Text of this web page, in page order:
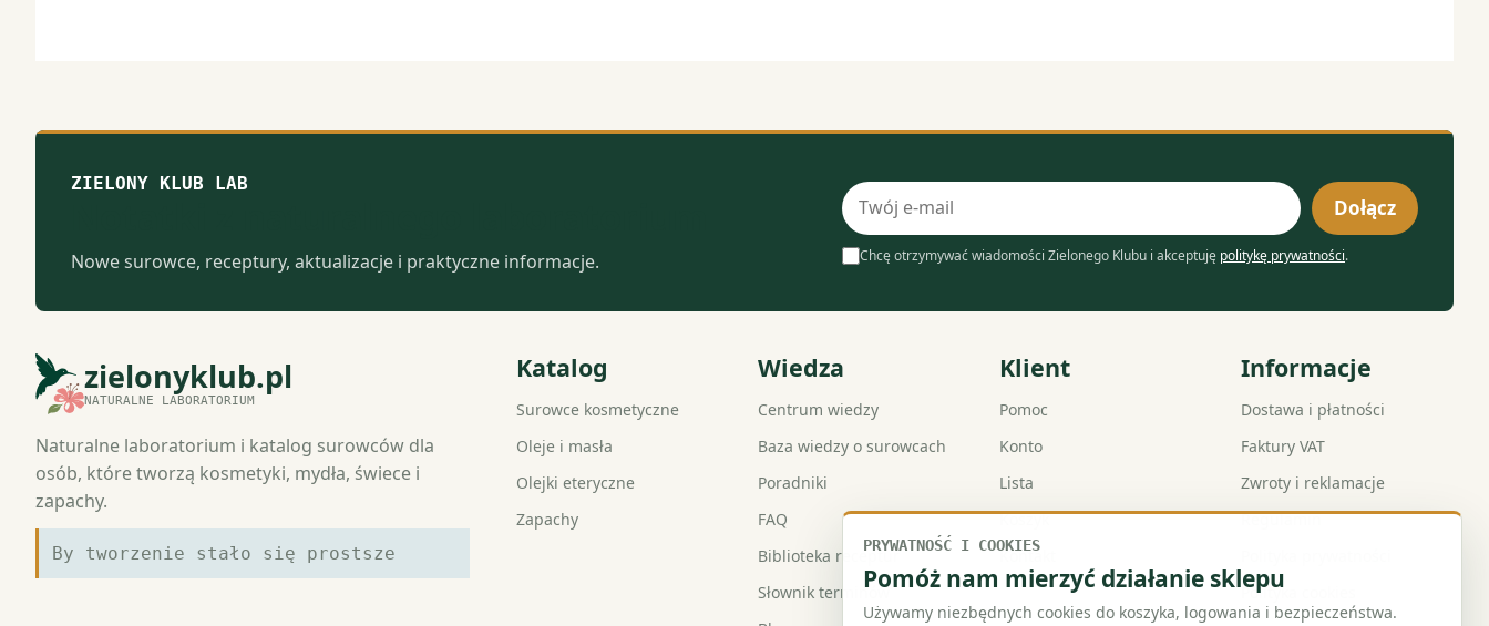
ZIELONY KLUB LAB
Nowe surowce, receptury, aktualizacje i praktyczne informacje.
Adres
e-
mail
Dołącz
Chcę otrzymywać wiadomości Zielonego Klubu i akceptuję politykę prywatności.
zielonyklub.pl
NATURALNE LABORATORIUM
Naturalne laboratorium i katalog surowców dla
osób, które tworzą kosmetyki, mydła, świece i
zapachy.
By tworzenie stało się prostsze
Katalog
Surowce kosmetyczne
Oleje i masła
Olejki eteryczne
Zapachy
Wiedza
Centrum wiedzy
Baza wiedzy o surowcach
Poradniki
FAQ
Biblioteka receptur
Słownik terminów
Klient
Pomoc
Konto
Lista
Koszyk
Kontakt
Informacje
Dostawa i płatności
Faktury VAT
Zwroty i reklamacje
Regulamin
Polityka cookies
PRYWATNOŚĆ I COOKIES
Pomóż nam mierzyć działanie sklepu
Używamy niezbędnych cookies do koszyka, logowania i bezpieczeństwa.